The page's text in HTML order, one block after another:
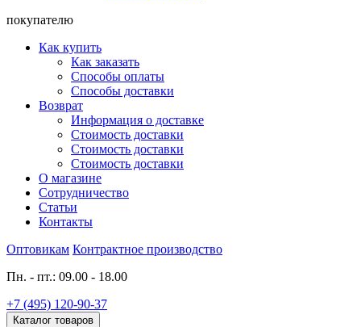
покупателю
Как купить
Как заказать
Способы оплаты
Способы доставки
Возврат
Информация о доставке
Стоимость доставки
Стоимость доставки
Стоимость доставки
О магазине
Сотрудничество
Статьи
Контакты
Оптовикам Контрактное производство
Пн. - пт.: 09.00 - 18.00
+7 (495) 120-90-37
Каталог товаров